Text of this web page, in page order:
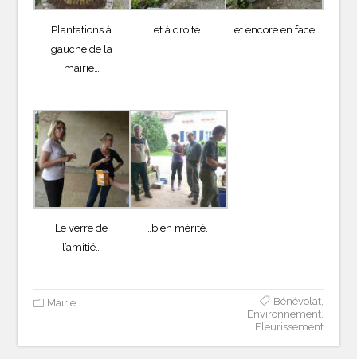
Plantations à
gauche de la
mairie…
…et à droite… …et encore en face.
Le verre de
l’amitié…
…bien mérité.
Mairie Bénévolat,
Environnement,
Fleurissement